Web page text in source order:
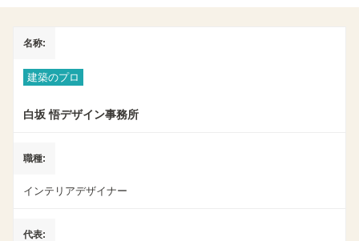
名称
建築のプロ
白坂 悟デザイン事務所
職種
インテリアデザイナー
代表